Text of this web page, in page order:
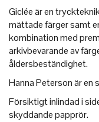
Giclée är en
mättade färger samt
kombination med
arkivbevarande av
åldersbeständighet.
Hanna Peterson är en
Försiktigt inlindad i
skyddande papprör.